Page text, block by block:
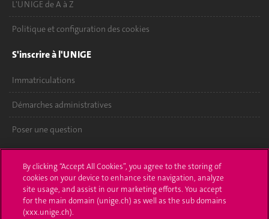
L'UNIGE de A à Z
Politique et configuration des cookies
S'inscrire à l'UNIGE
Immatriculations
Démarches administratives
Poser une question
UNIGE Mobile
Médias
By clicking “Accept All Cookies”, you agree to the storing of
cookies on your device to enhance site navigation, analyze
site usage, and assist in our marketing efforts. You accept
for the main domain (unige.ch) as well as the sub domains
(xxx.unige.ch).